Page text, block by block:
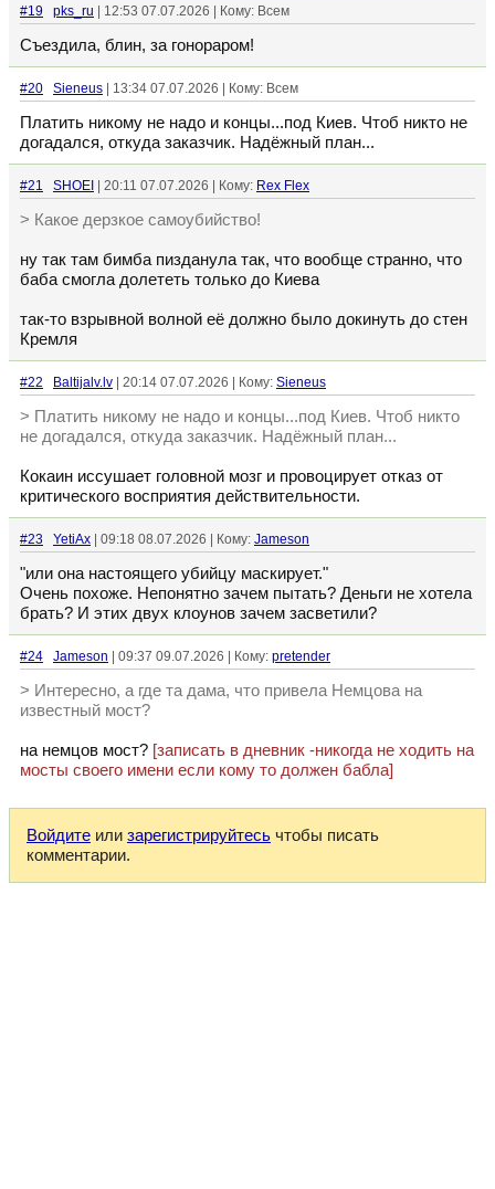
#19 pks_ru | 12:53 07.07.2026 | Кому: Всем
Съездила, блин, за гонораром!
#20 Sieneus | 13:34 07.07.2026 | Кому: Всем
Платить никому не надо и концы...под Киев. Чтоб никто не
догадался, откуда заказчик. Надёжный план...
#21 SHOEI | 20:11 07.07.2026 | Кому: Rex Flex
> Какое дерзкое самоубийство!
ну так там бимба пизданула так, что вообще странно, что
баба смогла долететь только до Киева
так-то взрывной волной её должно было докинуть до стен
Кремля
#22 Baltijalv.lv | 20:14 07.07.2026 | Кому: Sieneus
> Платить никому не надо и концы...под Киев. Чтоб никто
не догадался, откуда заказчик. Надёжный план...
Кокаин иссушает головной мозг и провоцирует отказ от
критического восприятия действительности.
#23 YetiAx | 09:18 08.07.2026 | Кому: Jameson
"или она настоящего убийцу маскирует."
Очень похоже. Непонятно зачем пытать? Деньги не хотела
брать? И этих двух клоунов зачем засветили?
#24 Jameson | 09:37 09.07.2026 | Кому: pretender
> Интересно, а где та дама, что привела Немцова на
известный мост?
на немцов мост? [записать в дневник -никогда не ходить на
мосты своего имени если кому то должен бабла]
Войдите или зарегистрируйтесь чтобы писать
комментарии.